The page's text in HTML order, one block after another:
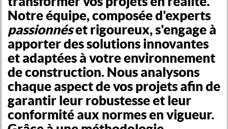
Notre équipe, composée d'experts
passionnéset rigoureux, s'engage à
apporter des solutions innovantes
et adaptées à votre environnement
de construction. Nous analysons
chaque aspect de vos projets afin de
garantir leur robustesse et leur
conformité aux normes en vigueur.